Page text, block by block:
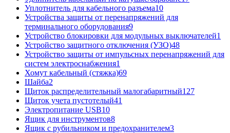
Уплотнитель для кабельного разъема10
Устройства защиты от перенапряжений для
терминального оборудования9
Устройство блокировки для модульных выключателей1
Устройство защитного отключения (УЗО)48
Устройство защиты от импульсных перенапряжений для
систем электроснабжения1
Хомут кабельный (стяжка)69
Шайба2
Щиток распределительный малогабаритный127
Щиток учета пустотелый41
Электропитание USB10
Ящик для инструментов8
Ящик с рубильником и предохранителем3